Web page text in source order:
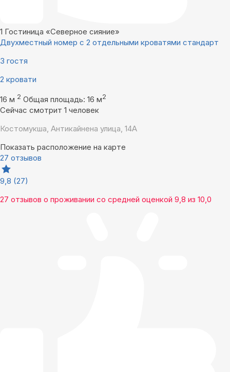
1 Гостиница «Северное сияние»
Двухместный номер с 2 отдельными кроватями стандарт
3 гостя
2 кровати
16 м 2 Общая площадь: 16 м2
Сейчас смотрит 1 человек
Костомукша, Антикайнена улица, 14А
Показать расположение на карте
27 отзывов
9,8 (27)
27 отзывов о проживании со средней оценкой 9,8 из 10,0